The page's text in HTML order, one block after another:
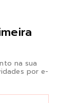
na sua
por e-